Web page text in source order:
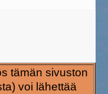
tämän sivuston
voi lähettää